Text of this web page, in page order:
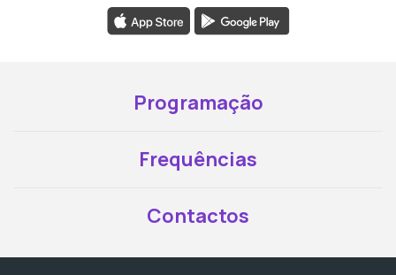
Programação
Frequências
Contactos